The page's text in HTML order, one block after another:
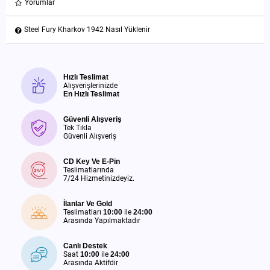
Yorumlar
Steel Fury Kharkov 1942 Nasıl Yüklenir
Hızlı Teslimat
Alışverişlerinizde
En Hızlı Teslimat
Güvenli Alışveriş
Tek Tıkla
Güvenli Alışveriş
CD Key Ve E-Pin
Teslimatlarında
7/24 Hizmetinizdeyiz.
İlanlar Ve Gold
Teslimatları 10:00 ile 24:00
Arasında Yapılmaktadır
Canlı Destek
Saat 10:00 ile 24:00
Arasında Aktifdir